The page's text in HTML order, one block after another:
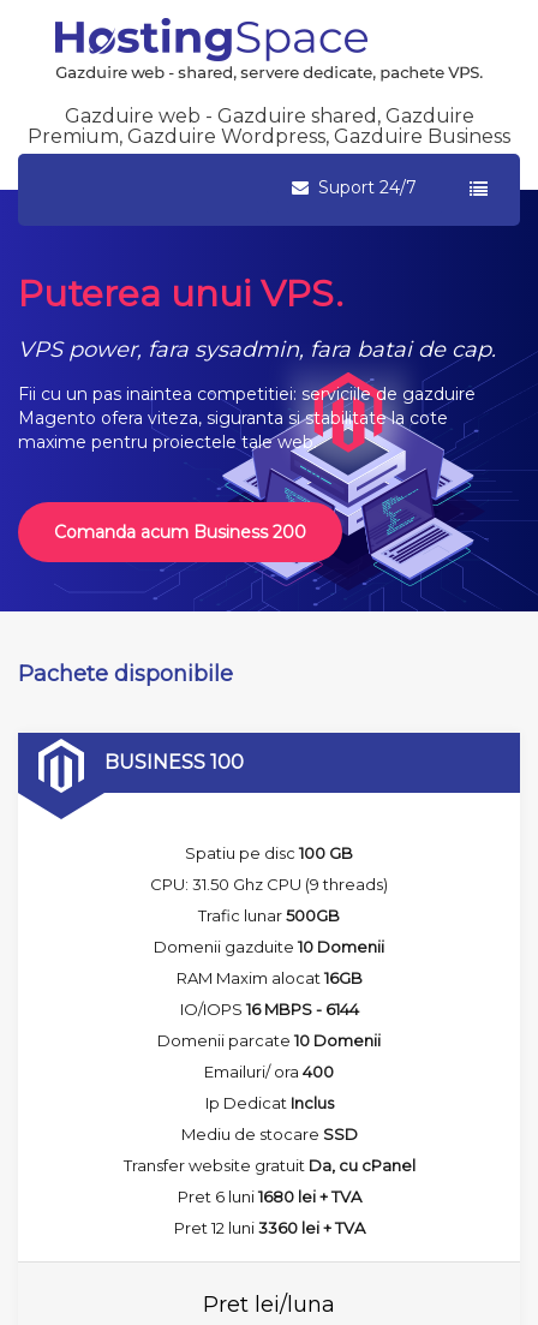
Gazduire web - Gazduire shared, Gazduire
Premium, Gazduire Wordpress, Gazduire Business
Suport 24/7
Puterea unui VPS.
VPS power, fara sysadmin, fara batai de cap.
Fii cu un pas inaintea competitiei: serviciile de gazduire
Magento ofera viteza, siguranta si stabilitate la cote
maxime pentru proiectele tale web.
Comanda acum Business 200
Pachete disponibile
BUSINESS 100
Spatiu pe disc100 GB
CPU: 31.50 Ghz CPU (9 threads)
Trafic lunar500GB
Domenii gazduite10 Domenii
RAM Maxim alocat16GB
IO/IOPS16 MBPS - 6144
Domenii parcate10 Domenii
Emailuri/ ora 400
Ip Dedicat Inclus
Mediu de stocare SSD
Transfer website gratuit Da, cu cPanel
Pret 6 luni1680 lei + TVA
Pret 12 luni3360 lei + TVA
Pret lei/luna